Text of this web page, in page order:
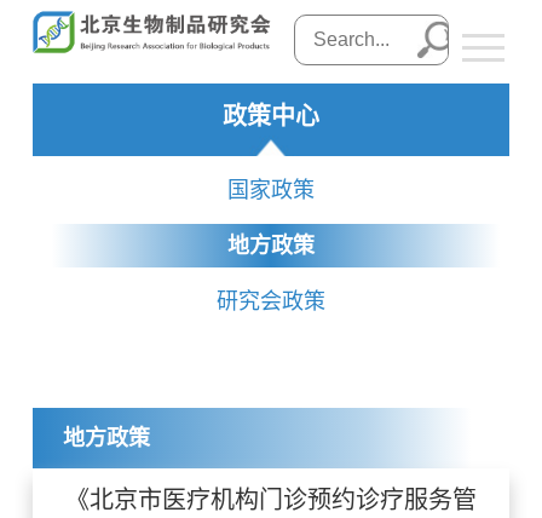
政策中心
国家政策
地方政策
研究会政策
地方政策
《北京市医疗机构门诊预约诊疗服务管